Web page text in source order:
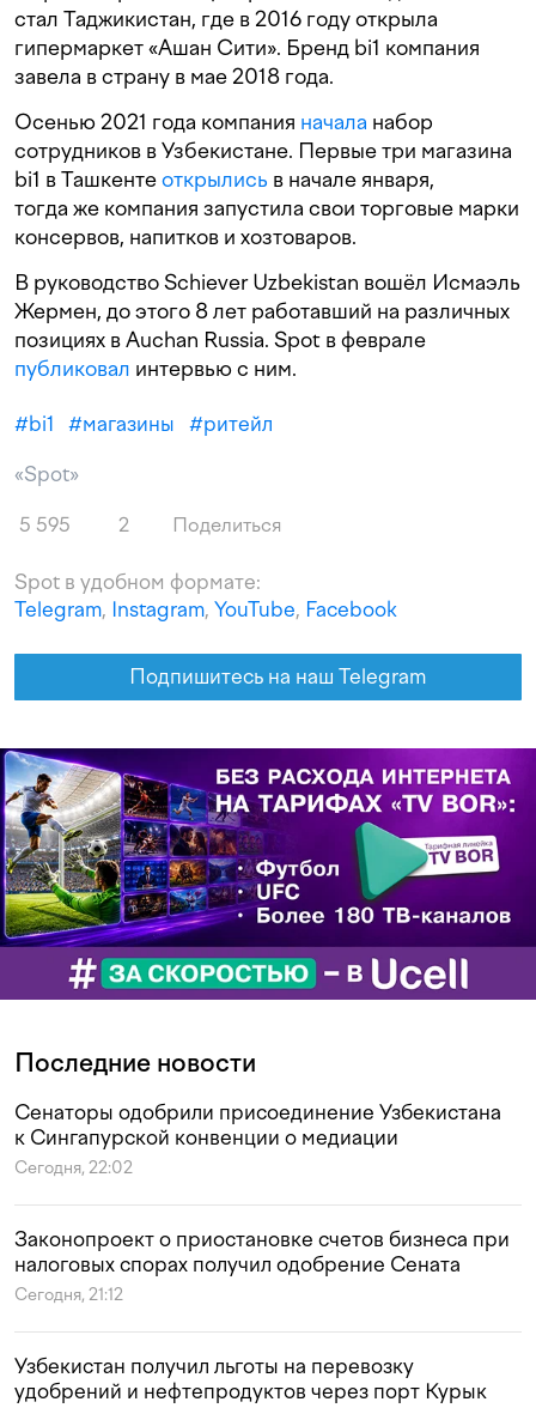
стал Таджикистан, где в 2016 году открыла
гипермаркет «Ашан Сити». Бренд bi1 компания
завела в страну в мае 2018 года.
Осенью 2021 года компания начала набор
сотрудников в Узбекистане. Первые три магазина
bi1 в Ташкентеоткрылись в начале января,
тогда же компания запустила свои торговые марки
консервов, напитков и хозтоваров.
В руководство Schiever Uzbekistan вошёл Исмаэль
Жермен, до этого 8 лет работавший на различных
позициях вAuchan Russia. Spot в феврале
публиковал интервью с ним.
#bi1 #магазины #ритейл
«Spot»
5 595 2 Поделиться
Spot в удобном формате:
Telegram, Instagram, YouTube, Facebook
Подпишитесь на наш Telegram
Последние новости
Сенаторы одобрили присоединение Узбекистана
к Сингапурской конвенции о медиации
Сегодня, 22:02
Законопроект о приостановке счетов бизнеса при
налоговых спорах получил одобрение Сената
Сегодня, 21:12
Узбекистан получил льготы на перевозку
удобрений и нефтепродуктов через порт Курык